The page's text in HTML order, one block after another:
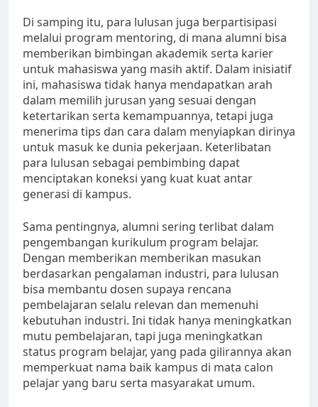
Di samping itu, para lulusan juga berpartisipasi
melalui program mentoring, di mana alumni bisa
memberikan bimbingan akademik serta karier
untuk mahasiswa yang masih aktif. Dalam inisiatif
ini, mahasiswa tidak hanya mendapatkan arah
dalam memilih jurusan yang sesuai dengan
ketertarikan serta kemampuannya, tetapi juga
menerima tips dan cara dalam menyiapkan dirinya
untuk masuk ke dunia pekerjaan. Keterlibatan
para lulusan sebagai pembimbing dapat
menciptakan koneksi yang kuat kuat antar
generasi di kampus.
Sama pentingnya, alumni sering terlibat dalam
pengembangan kurikulum program belajar.
Dengan memberikan memberikan masukan
berdasarkan pengalaman industri, para lulusan
bisa membantu dosen supaya rencana
pembelajaran selalu relevan dan memenuhi
kebutuhan industri. Ini tidak hanya meningkatkan
mutu pembelajaran, tapi juga meningkatkan
status program belajar, yang pada gilirannya akan
memperkuat nama baik kampus di mata calon
pelajar yang baru serta masyarakat umum.